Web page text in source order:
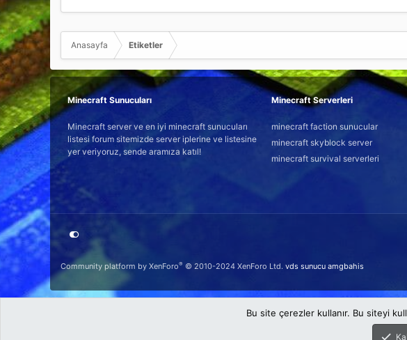
Anasayfa Etiketler
Minecraft Sunucuları
Minecraft server ve en iyi minecraft sunucuları
listesi forum sitemizde server iplerine ve listesine
yer veriyoruz, sende aramıza katıl!
Minecraft Serverleri
minecraft faction sunucular
minecraft skyblock server
minecraft survival serverleri
Community platform by XenForo® © 2010-2024 XenForo Ltd. vds sunucu amgbahis
Bu site çerezler kullanır. Bu siteyi